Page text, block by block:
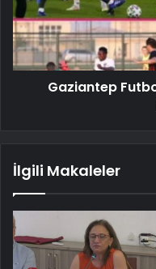
Gaziantep
İlgili Makaleler